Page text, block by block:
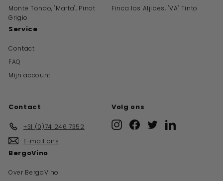
Monte Tondo, "Marta", Pinot
Grigio
Finca los Aljibes, "VA" Tinto
Service
Contact
FAQ
Mijn account
Contact
+31 (0)74 246 7352
E-mail ons
Volg ons
InstagramFacebook
Twitter
BergoVino
Over BergoVino